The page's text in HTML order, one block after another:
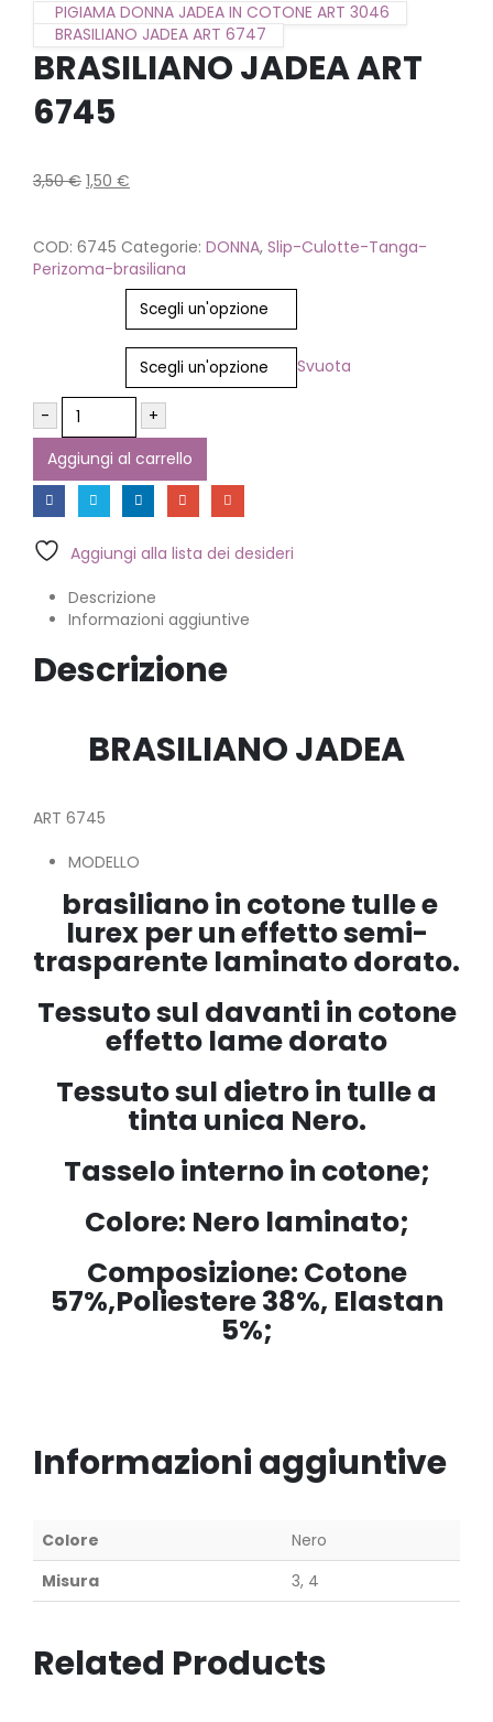
PIGIAMA DONNA JADEA IN COTONE ART 3046
BRASILIANO JADEA ART 6747
BRASILIANO JADEA ART
6745
3,50€ 1,50 €
COD: 6745 Categorie: DONNA, Slip-Culotte-Tanga-
Perizoma-brasiliana
Svuota
-
+
Aggiungi al carrello
Aggiungi alla lista dei desideri
Descrizione
Informazioni aggiuntive
Descrizione
BRASILIANO JADEA
ART 6745
MODELLO
brasiliano in cotone tulle e
lurex per un effetto semi-
trasparente laminato dorato.
Tessuto sul davanti in cotone
effetto lame dorato
Tessuto sul dietro in tulle a
tinta unica Nero.
Tasselo interno in cotone;
Colore: Nero laminato;
Composizione: Cotone
57%,Poliestere 38%, Elastan
5%;
Informazioni aggiuntive
Colore
Nero
Misura
3, 4
Related Products